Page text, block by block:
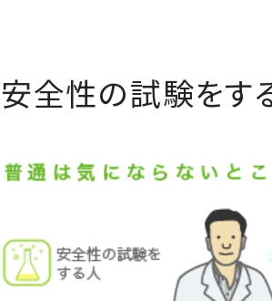
安全性の試験をす